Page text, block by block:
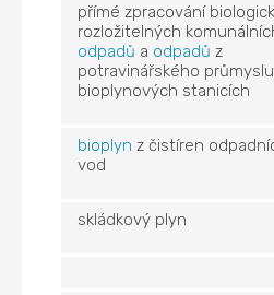
přímé zpracování
rozložitelných
odpadů a odpadů z
potravinářského
bioplynových stanicích
bioplyn z čistíren
vod
skládkový plyn